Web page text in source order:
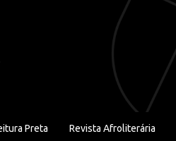
Preta Revista Afroliterária